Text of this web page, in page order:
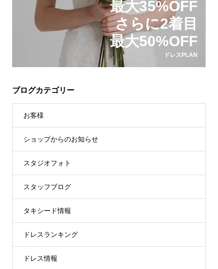
最大35%OFF
さらに2着目
最大50%OFF
ドレスPLAN
ブログカテゴリー
お客様
ショップからのお知らせ
スタジオフォト
スタッフブログ
タキシード情報
ドレスランキング
ドレス情報